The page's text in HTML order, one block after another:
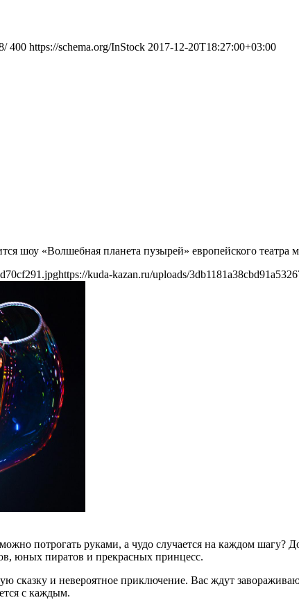
400 https://schema.org/InStock 2017-12-20T18:27:00+03:00
шоу «Волшебная планета пузырей» европейского театра
https://kuda-kazan.ru/uploads/
потрогать руками, а чудо случается на каждом
юных пиратов и прекрасных принцесс.
сказку и невероятное приключение. Вас ждут
с каждым.